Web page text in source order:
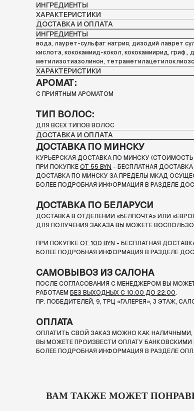
ИНГРЕДИЕНТЫ
ХАРАКТЕРИСТИКИ
ДОСТАВКА И ОПЛАТА
ИНГРЕДИЕНТЫ
вода, лаурет-сульфат натрия, дизодий лаврет
кислота, кококамиид-кокол, кококамиирид,
метилизотиазолинон,
ХАРАКТЕРИСТИКИ
АРОМАТ:
С ПРИЯТНЫМ АРОМАТОМ
ТИП ВОЛОС:
ДЛЯ ВСЕХ ТИПОВ ВОЛОС
ДОСТАВКА И ОПЛАТА
ДОСТАВКА ПО МИНСКУ
КУРЬЕРСКАЯ ДОСТАВКА ПО МИНСКУ (СТОИМОСТЬ
ПРИ ПОКУПКЕОТ 55 BYN - БЕСПЛАТНАЯ
ДОСТАВКА ПО МИНСКУ ЗА ПРЕДЕЛЫ МКАД
БОЛЕЕ ПОДРОБНАЯ ИНФОРМАЦИЯ В РАЗДЕЛЕ
ДОСТАВКА ПО БЕЛАРУСИ
ДОСТАВКА В ОТДЕЛЕНИИ «БЕЛПОЧТА» ИЛИ
ДЛЯ ПОЛУЧЕНИЯ ЗАКАЗА ВЫ МОЖЕТЕ
ПРИ ПОКУПКЕОТ 100 BYN - БЕСПЛАТНАЯ
БОЛЕЕ ПОДРОБНАЯ ИНФОРМАЦИЯ В РАЗДЕЛЕ
САМОВЫВОЗ ИЗ САЛОНА
ПОСЛЕ СОГЛАСОВАНИЯ С МЕНЕДЖЕРОМ ВЫ
РАБОТАЕМ БЕЗ ВЫХОДНЫХ С 10:00 ДО 22:00.
ПР. ПОБЕДИТЕЛЕЙ, 9, ТРЦ «ГАЛЕРЕЯ», 3 ЭТАЖ,
ОПЛАТА
ОПЛАТИТЬ СВОЙ ЗАКАЗ МОЖНО КАК
ВЫ МОЖЕТЕ ПРОИЗВЕСТИ ОПЛАТУ БАНКОВСКИМИ
БОЛЕЕ ПОДРОБНАЯ ИНФОРМАЦИЯ В РАЗДЕЛЕ
ВАМ ТАКЖЕ МОЖЕТ